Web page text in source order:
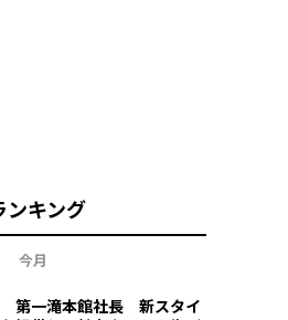
ンキング
今月
第一滝本館社長 新スタイ